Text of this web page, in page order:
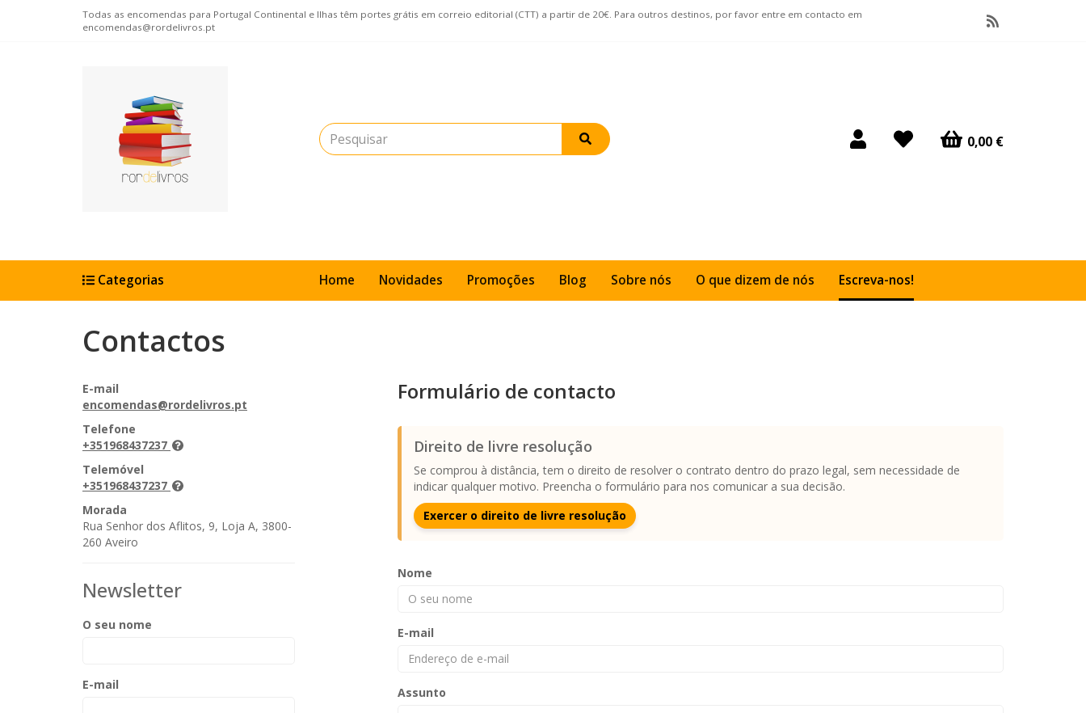
Todas as encomendas para Portugal Continental e Ilhas têm portes grátis em correio editorial (CTT) a partir de 20€. Para outros destinos, por favor entre em contacto em
encomendas@rordelivros.pt
0,00 €
Home Novidades Promoções Blog Sobre nós O que dizem de nós Escreva-nos!
Categorias
Contactos
E-mail
encomendas@rordelivros.pt
Telefone
+351968437237
Telemóvel
+351968437237
Morada
Rua Senhor dos Aflitos, 9, Loja A, 3800-
260 Aveiro
Newsletter
O seu nome
E-mail
Formulário de contacto
Direito de livre resolução
Se comprou à distância, tem o direito de resolver o contrato dentro do prazo legal, sem necessidade de
indicar qualquer motivo. Preencha o formulário para nos comunicar a sua decisão.
Exercer o direito de livre resolução
Nome
E-mail
Assunto